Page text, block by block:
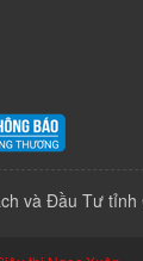
và Đầu Tư